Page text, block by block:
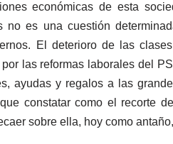
económicas de esta
es una cuestión
El deterioro de las
las reformas laborales del
ayudas y regalos a las
constatar como el recorte
sobre ella, hoy como